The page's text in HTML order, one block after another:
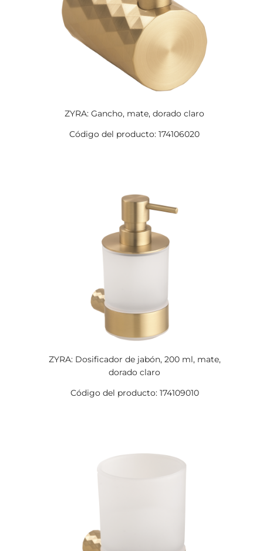
ZYRA: Gancho, mate, dorado claro
Código del producto: 174106020
ZYRA: Dosificador de jabón, 200 ml, mate,
dorado claro
Código del producto: 174109010